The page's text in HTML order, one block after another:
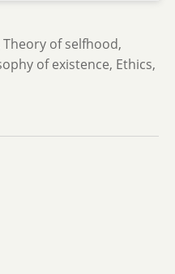
of selfhood,
of existence, Ethics,